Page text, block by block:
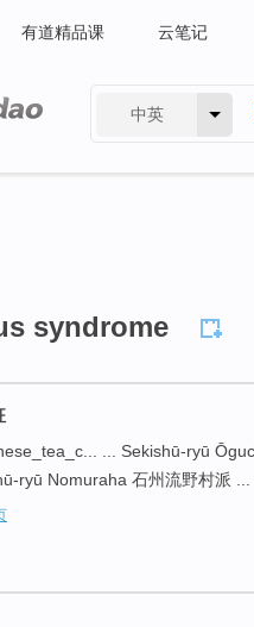
有道精品课 云笔记
中英
syndrome
... Sekishū-ryū
ryū Nomuraha 石州流野村派 ...